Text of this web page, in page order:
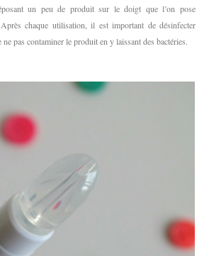
un peu de produit sur le doigt que l’on pose
chaque utilisation, il est important de désinfecter
pas contaminer le produit en y laissant des bactéries.